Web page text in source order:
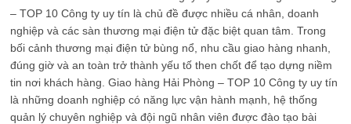
– TOP 10 Công ty uy tín là chủ đề được nhiều cá nhân, doanh
nghiệp và các sàn thương mại điện tử đặc biệt quan tâm. Trong
bối cảnh thương mại điện tử bùng nổ, nhu cầu giao hàng nhanh,
đúng giờ và an toàn trở thành yếu tố then chốt để tạo dựng niềm
tin nơi khách hàng. Giao hàng Hải Phòng – TOP 10 Công ty uy tín
là những doanh nghiệp có năng lực vận hành mạnh, hệ thống
quản lý chuyên nghiệp và đội ngũ nhân viên được đào tạo bài